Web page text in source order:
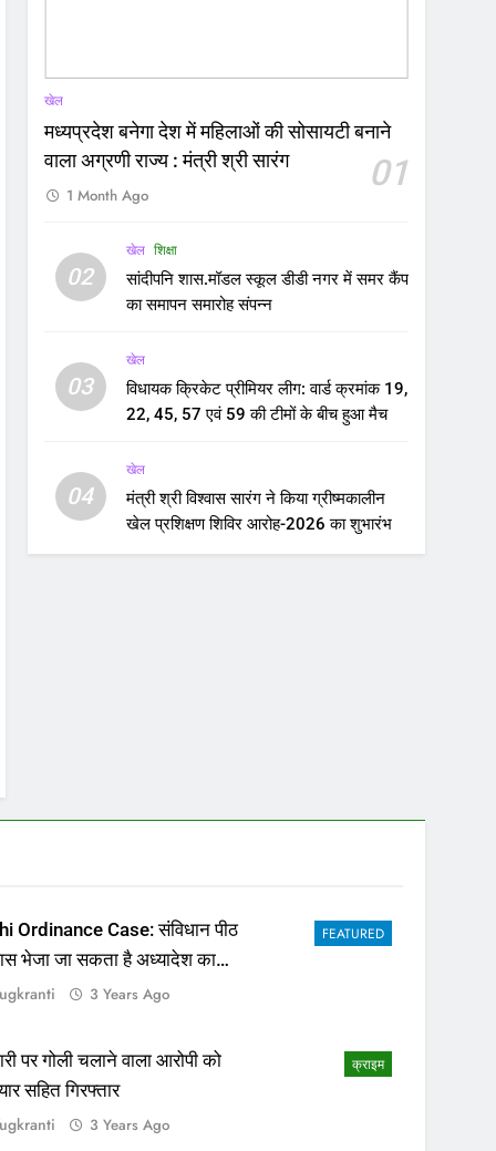
खेल
मध्यप्रदेश बनेगा देश में महिलाओं की सोसायटी बनाने
वाला अग्रणी राज्य : मंत्री श्री सारंग
01
1 Month Ago
02
खेल शिक्षा
सांदीपनि शास.मॉडल स्कूल डीडी नगर में समर कैंप
का समापन समारोह संपन्न
03
खेल
विधायक क्रिकेट प्रीमियर लीग: वार्ड क्रमांक 19,
22, 45, 57 एवं 59 की टीमों के बीच हुआ मैच
04
खेल
मंत्री श्री विश्वास सारंग ने किया ग्रीष्मकालीन
खेल प्रशिक्षण शिविर आरोह-2026 का शुभारंभ
FEATURED
Ordinance Case: संविधान पीठ
भेजा जा सकता है अध्यादेश का
3 Years Ago
क्राइम
पर गोली चलाने वाला आरोपी को
सहित गिरफ्तार
3 Years Ago